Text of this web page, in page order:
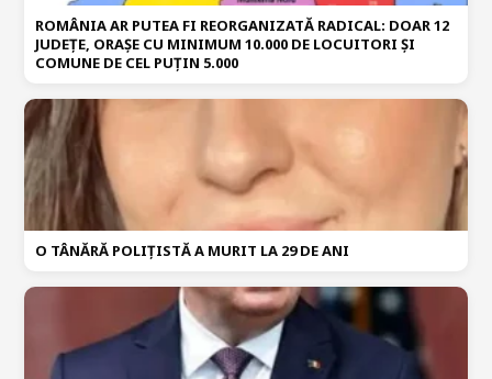
ROMÂNIA AR PUTEA FI REORGANIZATĂ RADICAL: DOAR 12
JUDEȚE, ORAȘE CU MINIMUM 10.000 DE LOCUITORI ȘI
COMUNE DE CEL PUȚIN 5.000
O TÂNĂRĂ POLIȚISTĂ A MURIT LA 29 DE ANI